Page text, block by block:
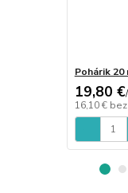
Pohárik 20
19,80 €/
16,10 €